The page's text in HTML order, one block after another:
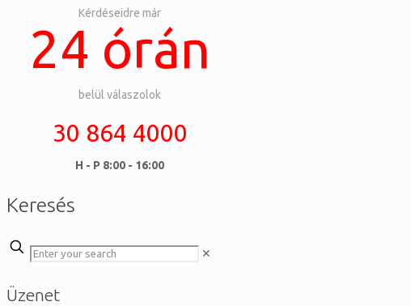
Kérdéseidre már
24 órán
belül válaszolok
30 864 4000
H - P 8:00 - 16:00
Keresés
✕
Üzenet